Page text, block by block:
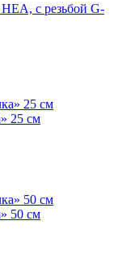
с резьбой G-
25 см
50 см